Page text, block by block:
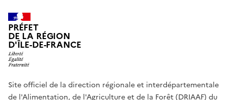
PRÉFET
DE LA RÉGION
D'ÎLE-DE-FRANCE
Site officiel de la direction régionale et interdépartementale
de l'Alimentation, de l'Agriculture et de la Forêt (DRIAAF) du